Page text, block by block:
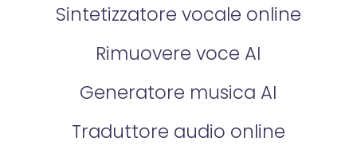
Sintetizzatore vocale online
Rimuovere voce AI
Generatore musica AI
Traduttore audio online